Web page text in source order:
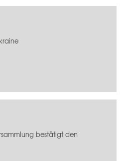
bestätigt den